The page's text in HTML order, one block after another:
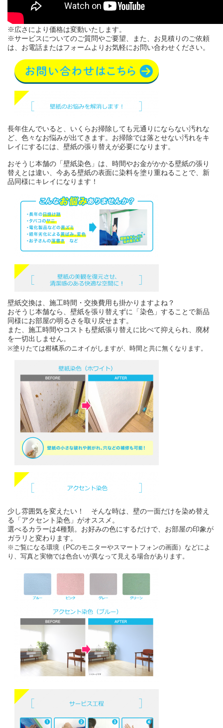
※広さにより価格は変動いたします。
※サービスについてのご質問やご要望、また、お見積りのご依頼
は、お電話またはフォームよりお気軽にお問い合わせください。
長年住んでいると、いくらお掃除しても元通りにならない汚れな
ど、色々なお悩みが出てきます。お掃除では落とせない汚れをキ
レイにするには、壁紙の張り替えが必要になります。
おそうじ本舗の「壁紙染色」は、時間やお金がかかる壁紙の張り
替えとは違い、今ある壁紙の表面に染料を塗り重ねることで、新
品同様にキレイになります！
壁紙交換は、施工時間・交換費用も掛かりますよね？
おそうじ本舗なら、壁紙を張り替えずに「染色」することで新品
同様にお部屋の明るさを取り戻せます。
また、施工時間やコストも壁紙張り替えに比べて抑えられ、廃材
を一切出しません。
※塗りたては柑橘系のニオイがしますが、時間と共に無くなります。
少し雰囲気を変えたい！ そんな時は、壁の一面だけを染め替え
る「アクセント染色」がオススメ。
選べるカラーは4種類。お好みの色にするだけで、お部屋の印象が
ガラリと変わります。
※ご覧になる環境（PCのモニターやスマートフォンの画面）などによ
り、写真と実物では色合いが異なって見える場合があります。